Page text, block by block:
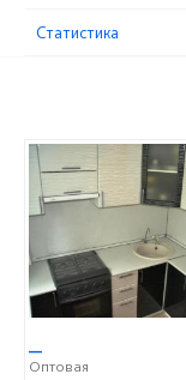
Статистика
—
Оптовая